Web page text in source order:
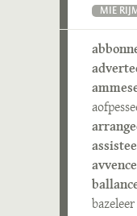
MIE
bazeleer